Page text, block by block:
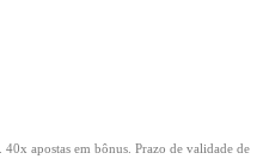
40x apostas em bônus. Prazo de validade de